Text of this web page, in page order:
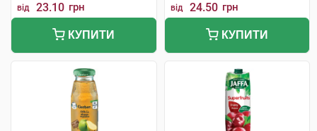
від 23.10 грн
КУПИТИ
від 24.50 грн
КУПИТИ